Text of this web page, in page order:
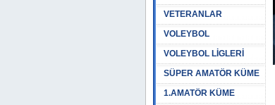
VETERANLAR
VOLEYBOL
VOLEYBOL LİGLERİ
SÜPER AMATÖR KÜME
1.AMATÖR KÜME